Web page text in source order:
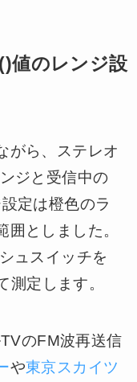
値のレンジ設
がら、ステレオ
ジと受信中の
定は橙色のラ
としました。
ュスイッチを
定します。
のFM波再送信
や東京スカイツ